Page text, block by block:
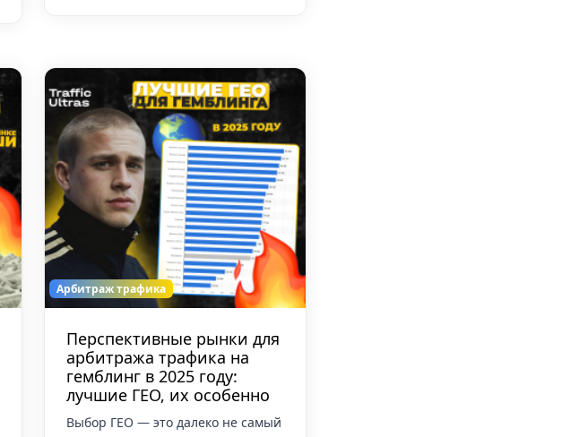
Арбитраж трафика
Перспективные рынки для
арбитража трафика на
гемблинг в 2025 году:
лучшие ГЕО, их особенно
Выбор ГЕО — это далеко не самый